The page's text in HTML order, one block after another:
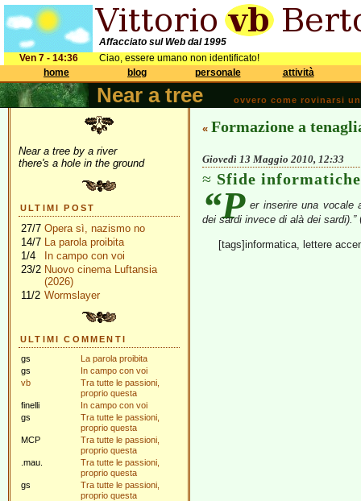
Affacciato sul Web dal 1995
Ven 7 - 14:36
Ciao, essere umano non identificato!
home
blog personale attività
Near a tree ovvero come rovinarsi
Near a tree by a river
there's a hole in the ground
ULTIMI POST
27/7 Opera sì, nazismo no
14/7 La parola proibita
1/4
In campo con voi
23/2 Nuovo cinema Luftansia
(2026)
11/2 Wormslayer
ULTIMI COMMENTI
gs
La parola proibita
gs
In campo con voi
vb
Tra tutte le passioni,
proprio questa
finelli
In campo con voi
gs
Tra tutte le passioni,
proprio questa
MCP
Tra tutte le passioni,
proprio questa
.mau.
Tra tutte le passioni,
proprio questa
gs
Tra tutte le passioni,
proprio questa
« Formazione a
Giovedì 13 Maggio 2010, 12:33
Sfide
“P er inserire una vocale
dei sardi invece di alà dei sardi).”
[tags]informatica, lettere